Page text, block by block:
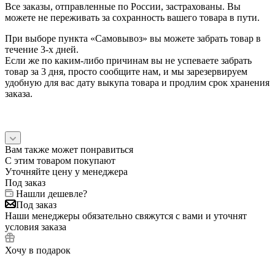
Все заказы, отправленные по России, застрахованы. Вы
можете не переживать за сохранность вашего товара в пути.
При выборе пункта «Самовывоз» вы можете забрать товар в
течение 3-х дней.
Если же по каким-либо причинам вы не успеваете забрать
товар за 3 дня, просто сообщите нам, и мы зарезервируем
удобную для вас дату выкупа товара и продлим срок хранения
заказа.
Вам также может понравиться
С этим товаром покупают
Уточняйте цену у менеджера
Под заказ
Нашли дешевле?
Под заказ
Наши менеджеры обязательно свяжутся с вами и уточнят
условия заказа
Хочу в подарок